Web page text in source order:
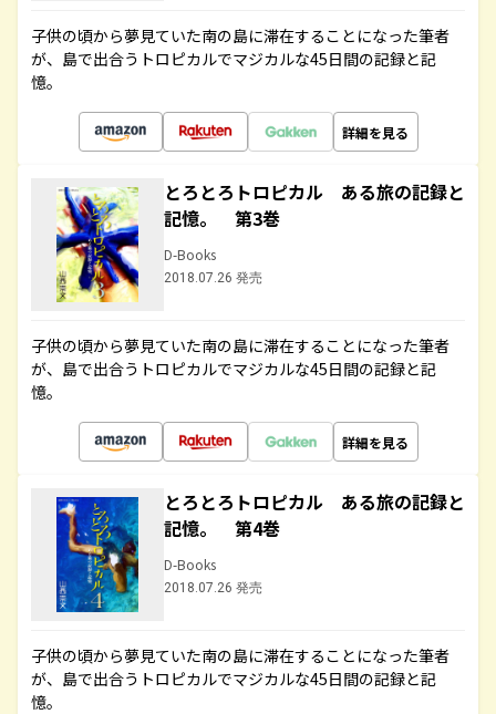
子供の頃から夢見ていた南の島に滞在することになった筆者
が、島で出合うトロピカルでマジカルな45日間の記録と記
憶。
詳細を見る
とろとろトロピカル ある旅の記録と
記憶。 第3巻
D-Books
2018.07.26 発売
子供の頃から夢見ていた南の島に滞在することになった筆者
が、島で出合うトロピカルでマジカルな45日間の記録と記
憶。
詳細を見る
とろとろトロピカル ある旅の記録と
記憶。 第4巻
D-Books
2018.07.26 発売
子供の頃から夢見ていた南の島に滞在することになった筆者
が、島で出合うトロピカルでマジカルな45日間の記録と記
憶。